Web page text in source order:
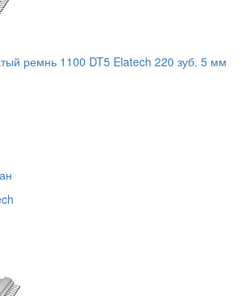
ремнь 1100 DT5 Elatech 220 зуб. 5 мм